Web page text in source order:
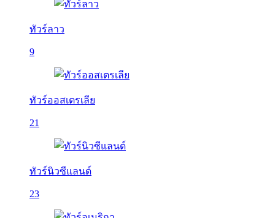
ทัวร์ลาว
9
ทัวร์ออสเตรเลีย
21
ทัวร์นิวซีแลนด์
23